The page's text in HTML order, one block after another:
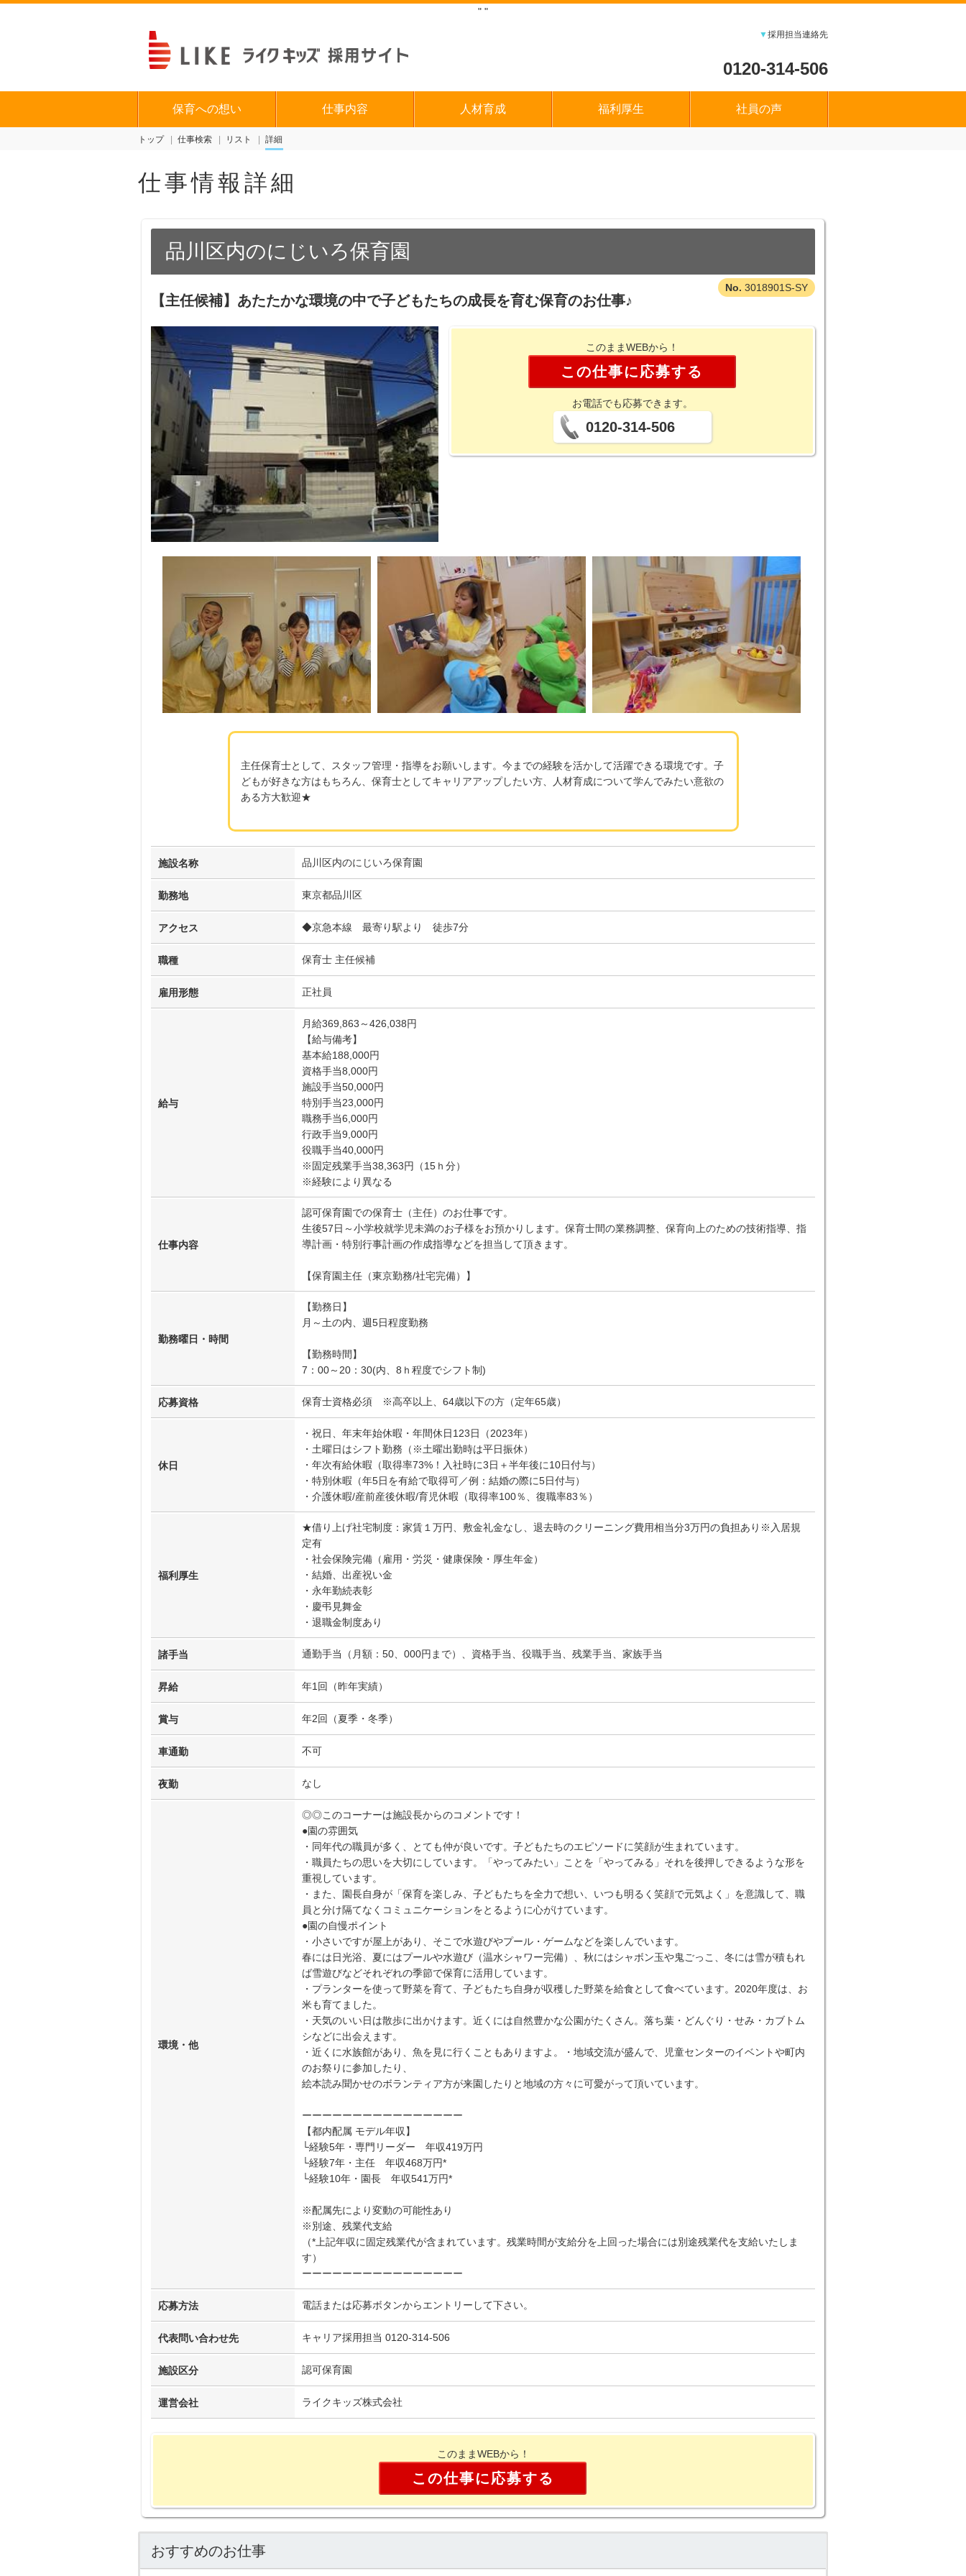
" "
▼採用担当連絡先
0120-314-506
保育への想い 仕事内容 人材育成 福利厚生 社員の声
トップ 仕事検索 リスト 詳細
仕事情報詳細
品川区内のにじいろ保育園
3018901S-SY
【主任候補】あたたかな環境の中で子どもたちの成長を育む保育のお仕事♪
このままWEBから！
この仕事に応募する
お電話でも応募できます。
0120-314-506
主任保育士として、スタッフ管理・指導をお願いします。今までの経験を活かして活躍できる環境です。子
どもが好きな方はもちろん、保育士としてキャリアアップしたい方、人材育成について学んでみたい意欲の
ある方大歓迎★
施設名称 品川区内のにじいろ保育園
勤務地 東京都品川区
アクセス ◆京急本線 最寄り駅より 徒歩7分
職種 保育士 主任候補
雇用形態 正社員
給与
月給369,863～426,038円
【給与備考】
基本給188,000円
資格手当8,000円
施設手当50,000円
特別手当23,000円
職務手当6,000円
行政手当9,000円
役職手当40,000円
※固定残業手当38,363円（15ｈ分）
※経験により異なる
仕事内容
認可保育園での保育士（主任）のお仕事です。
生後57日～小学校就学児未満のお子様をお預かりします。保育士間の業務調整、保育向上のための技術指導、指
導計画・特別行事計画の作成指導などを担当して頂きます。
【保育園主任（東京勤務/社宅完備）】
勤務曜日・時間
【勤務日】
月～土の内、週5日程度勤務
【勤務時間】
7：00～20：30(内、8ｈ程度でシフト制)
応募資格 保育士資格必須 ※高卒以上、64歳以下の方（定年65歳）
休日
・祝日、年末年始休暇・年間休日123日（2023年）
・土曜日はシフト勤務（※土曜出勤時は平日振休）
・年次有給休暇（取得率73%！入社時に3日＋半年後に10日付与）
・特別休暇（年5日を有給で取得可／例：結婚の際に5日付与）
・介護休暇/産前産後休暇/育児休暇（取得率100％、復職率83％）
福利厚生
★借り上げ社宅制度：家賃１万円、敷金礼金なし、退去時のクリーニング費用相当分3万円の負担あり※入居規
定有
・社会保険完備（雇用・労災・健康保険・厚生年金）
・結婚、出産祝い金
・永年勤続表彰
・慶弔見舞金
・退職金制度あり
諸手当 通勤手当（月額：50、000円まで）、資格手当、役職手当、残業手当、家族手当
昇給 年1回（昨年実績）
賞与 年2回（夏季・冬季）
車通勤 不可
夜勤 なし
環境・他
◎◎このコーナーは施設長からのコメントです！
●園の雰囲気
・同年代の職員が多く、とても仲が良いです。子どもたちのエピソードに笑顔が生まれています。
・職員たちの思いを大切にしています。「やってみたい」ことを「やってみる」それを後押しできるような形を
重視しています。
・また、園長自身が「保育を楽しみ、子どもたちを全力で想い、いつも明るく笑顔で元気よく」を意識して、職
員と分け隔てなくコミュニケーションをとるように心がけています。
●園の自慢ポイント
・小さいですが屋上があり、そこで水遊びやプール・ゲームなどを楽しんでいます。
春には日光浴、夏にはプールや水遊び（温水シャワー完備）、秋にはシャボン玉や鬼ごっこ、冬には雪が積もれ
ば雪遊びなどそれぞれの季節で保育に活用しています。
・プランターを使って野菜を育て、子どもたち自身が収穫した野菜を給食として食べています。2020年度は、お
米も育てました。
・天気のいい日は散歩に出かけます。近くには自然豊かな公園がたくさん。落ち葉・どんぐり・せみ・カブトム
シなどに出会えます。
・近くに水族館があり、魚を見に行くこともありますよ。・地域交流が盛んで、児童センターのイベントや町内
のお祭りに参加したり、
絵本読み聞かせのボランティア方が来園したりと地域の方々に可愛がって頂いています。
ーーーーーーーーーーーーーーーー
【都内配属 モデル年収】
└経験5年・専門リーダー 年収419万円
└経験7年・主任 年収468万円*
└経験10年・園長 年収541万円*
※配属先により変動の可能性あり
※別途、残業代支給
（*上記年収に固定残業代が含まれています。残業時間が支給分を上回った場合には別途残業代を支給いたしま
す）
ーーーーーーーーーーーーーーーー
応募方法 電話または応募ボタンからエントリーして下さい。
代表問い合わせ先 キャリア採用担当 0120-314-506
施設区分 認可保育園
運営会社 ライクキッズ株式会社
このままWEBから！
この仕事に応募する
おすすめのお仕事